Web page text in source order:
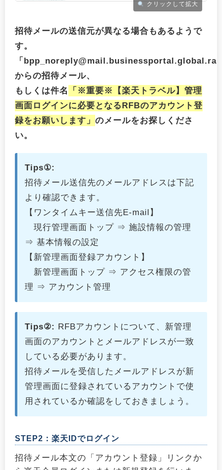
クリックして拡大
招待メールの送信元が異なる場合もあるようで
す。
「
からの招待メール、
もしくは件名
「※重要※【楽天トラベル】管理
画面ログインに必要となるRFBのアカウント登
録をお願いします」 のメールをお探しくださ
い。
Tips①:
招待メール送信先のメールアドレスは下記
より確認できます。
【ワンタイムキー送信先E-mail】
現行管理画面トップ ⇒ 施設情報の管理
⇒ 基本情報の設定
【新管理画面登録アカウント】
新管理画面トップ ⇒ アクセス権限の管
理 ⇒ アカウント管理
Tips②:
RFBアカウントについて、新管理
画面のアカウントとメールアドレスが一致
している必要があります。
招待メールを受信したメールアドレスが新
管理画面に登録されているアカウントで使
用されているか確認をしておきましょう。
STEP2：楽天IDでログイン
招待メール本文の「アカウント登録」リンクか